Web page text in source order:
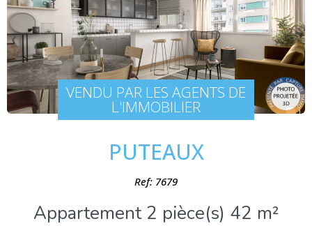
VENDU PAR LES AGENTS DE
L'IMMOBILIER
PUTEAUX
Ref: 7679
Appartement 2 pièce(s) 42 m²